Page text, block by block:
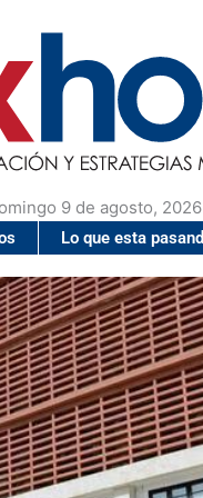
9 de agosto, 2026
Lo que esta